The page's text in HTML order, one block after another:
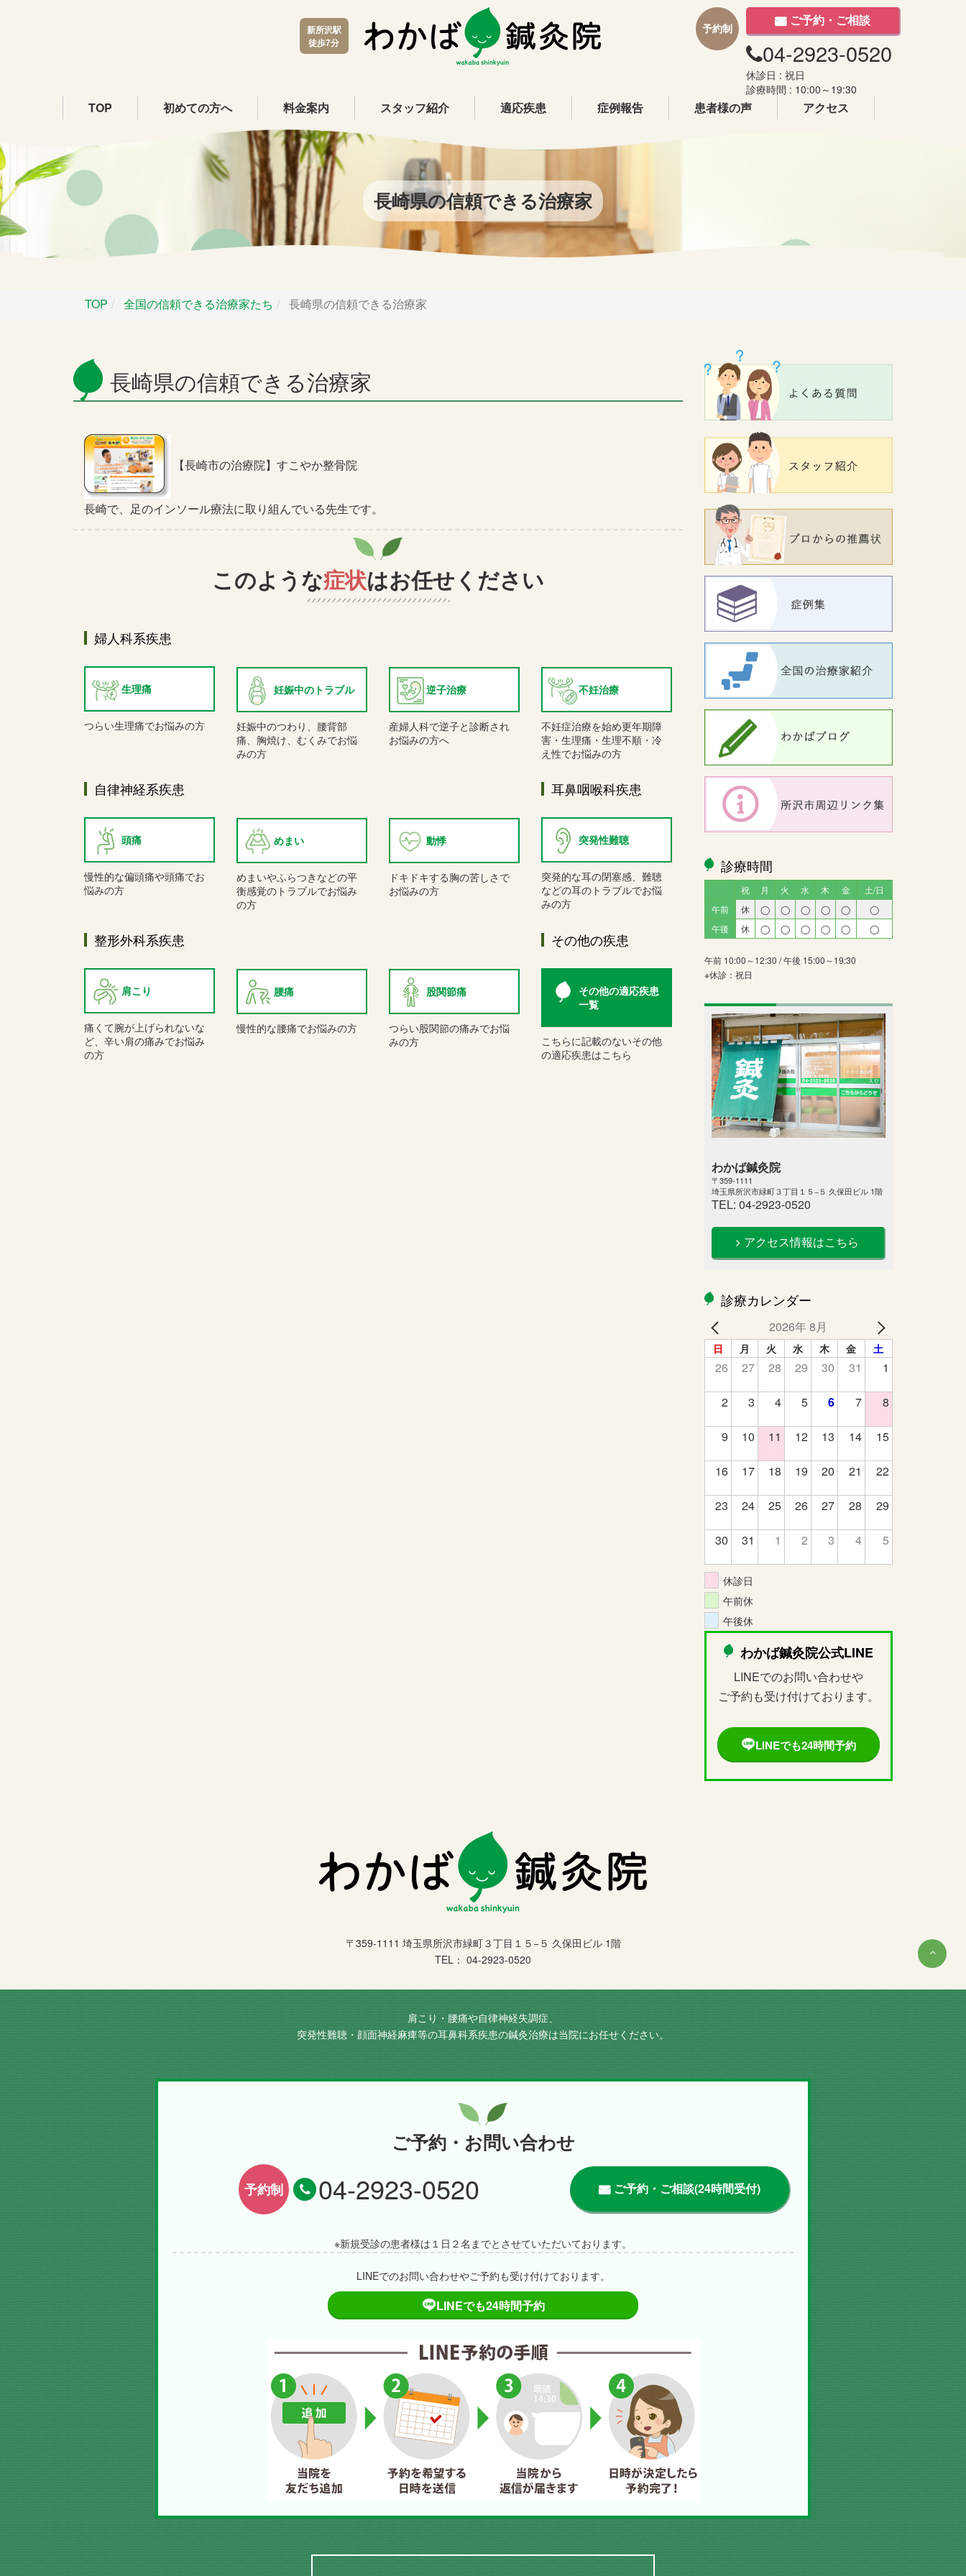
新所沢駅
徒歩7分
予約制 ご予約・ご相談
04-2923-0520
休診日 : 祝日
診療時間 : 10:00～19:30
TOP 初めての方へ 料金案内 スタッフ紹介 適応疾患 症例報告 患者様の声 アクセス
長崎県の信頼できる治療家
TOP 全国の信頼できる治療家たち 長崎県の信頼できる治療家
長崎県の信頼できる治療家
【長崎市の治療院】すこやか整骨院
長崎で、足のインソール療法に取り組んでいる先生です。
このような症状はお任せください
婦人科系疾患
生理痛
つらい生理痛でお悩みの方
妊娠中のトラブル
妊娠中のつわり、腰背部
痛、胸焼け、むくみでお悩
みの方
逆子治療
産婦人科で逆子と診断され
お悩みの方へ
不妊治療
不妊症治療を始め更年期障
害・生理痛・生理不順・冷
え性でお悩みの方
自律神経系疾患
頭痛
慢性的な偏頭痛や頭痛でお
悩みの方
めまい
めまいやふらつきなどの平
衡感覚のトラブルでお悩み
の方
動悸
ドキドキする胸の苦しさで
お悩みの方
耳鼻咽喉科疾患
突発性難聴
突発的な耳の閉塞感、難聴
などの耳のトラブルでお悩
みの方
整形外科系疾患
肩こり
痛くて腕が上げられないな
ど、辛い肩の痛みでお悩み
の方
腰痛
慢性的な腰痛でお悩みの方
股関節痛
つらい股関節の痛みでお悩
みの方
その他の疾患
その他の適応疾患
一覧
こちらに記載のないその他
の適応疾患はこちら
診療時間
祝 月 火 水 木 金
土/日
午前
休 ◯ ◯ ◯ ◯ ◯
◯
午後
休 ◯ ◯ ◯ ◯ ◯ ◯
午前 10:00～12:30 / 午後 15:00～19:30
※休診：祝日
わかば鍼灸院
〒359-1111
埼玉県所沢市緑町３丁目１５−５ 久保田ビル 1階
TEL: 04-2923-0520
アクセス情報はこちら
診療カレンダー
2026年 8月
日 月 火 水 木 金 土
26 27 28 29 30 31 1
2 3 4 5 6 7 8
9 10 11 12 13 14 15
16 17 18 19 20 21 22
23 24 25 26 27 28 29
30 31 1 2 3 4 5
休診日
午前休
午後休
わかば鍼灸院公式LINE
LINEでのお問い合わせや
ご予約も受け付けております。
LINEでも24時間予約
〒359-1111 埼玉県所沢市緑町３丁目１５−５ 久保田ビル 1階
TEL： 04-2923-0520
肩こり・腰痛や自律神経失調症、
突発性難聴・顔面神経麻痺等の耳鼻科系疾患の鍼灸治療は当院にお任せください。
ご予約・お問い合わせ
予約制 04-2923-0520 ご予約・ご相談(24時間受付)
※新規受診の患者様は１日２名までとさせていただいております。
LINEでのお問い合わせやご予約も受け付けております。
LINEでも24時間予約